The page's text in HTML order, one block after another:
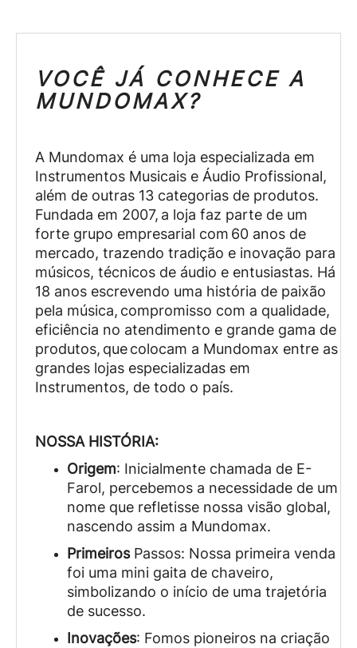
VOCÊ JÁ CONHECE A
MUNDOMAX?
A Mundomax é uma loja especializada em
Instrumentos Musicais e Áudio Profissional,
além de outras 13 categorias de produtos.
Fundada em 2007, a loja faz parte de um
forte grupo empresarial com 60 anos de
mercado, trazendo tradição e inovação para
músicos, técnicos de áudio e entusiastas. Há
18 anos escrevendo uma história de paixão
pela música, compromisso com a qualidade,
eficiência no atendimento e grande gama de
produtos, que colocam a Mundomax entre as
grandes lojas especializadas em
Instrumentos, de todo o país.
NOSSA HISTÓRIA:
Origem: Inicialmente chamada de E-
Farol, percebemos a necessidade de um
nome que refletisse nossa visão global,
nascendo assim a Mundomax.
PrimeirosPassos: Nossa primeira venda
foi uma mini gaita de chaveiro,
simbolizando o início de uma trajetória
de sucesso.
Inovações: Fomos pioneiros na criação